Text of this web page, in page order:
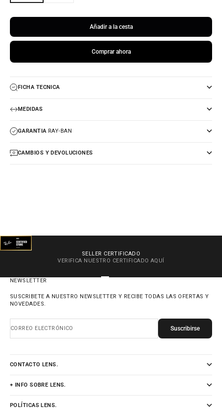
Añadir a la cesta
Comprar ahora
FICHA TECNICA
MEDIDAS
GARANTIARAY-BAN
CAMBIOS Y DEVOLUCIONES
SELLER CERTIFICADO
VERIFICA NUESTRO CERTIFICADO AQUÍ
NEWSLETTER
SUSCRIBETE A NUESTRO NEWSLETTER Y RECIBE TODAS LAS OFERTAS Y
NOVEDADES.
CORREO ELECTRÓNICO Suscribirse
CONTACTO LENS.
+ INFO SOBRE LENS.
POLÍTICAS LENS.